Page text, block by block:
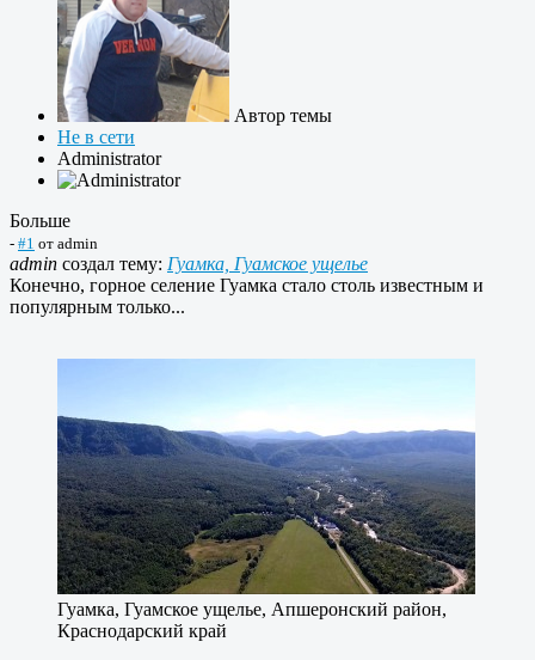
Автор темы
Не в сети
Administrator
Больше
- #1 от admin
admin создал тему: Гуамка, Гуамское ущелье
Конечно, горное селение Гуамка стало столь известным и
популярным только...
Гуамка, Гуамское ущелье, Апшеронский район,
Краснодарский край